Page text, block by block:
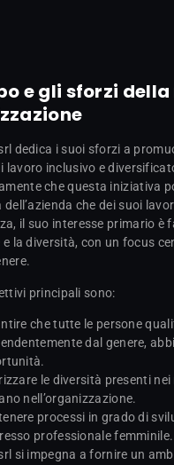
e gli sforzi
dedica i suoi sforzi a
lavoro inclusivo e
che questa iniziativa
dell’azienda che dei suoi
il suo interesse primario è
e la diversità, con un focus
principali sono:
che tutte le persone
dal genere,
le diversità presenti nei
nell’organizzazione.
processi in grado di
professionale femminile.
si impegna a fornire un